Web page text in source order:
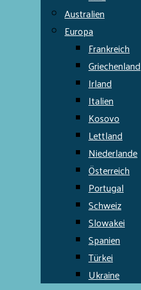
Australien
Europa
Frankreich
Griechenland
Irland
Italien
Kosovo
Lettland
Niederlande
Österreich
Portugal
Schweiz
Slowakei
Spanien
Türkei
Ukraine